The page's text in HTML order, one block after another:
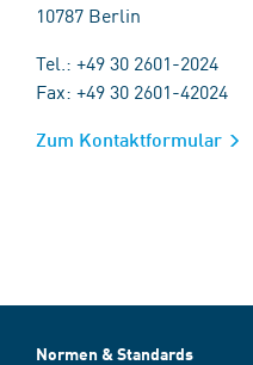
10787 Berlin
Tel.: +49 30 2601-2024
Fax: +49 30 2601-42024
Zum Kontaktformular
Normen & Standards